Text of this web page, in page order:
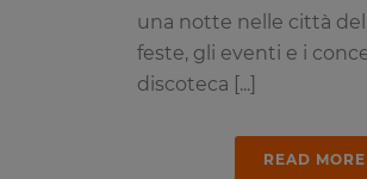
una notte nelle città del
feste, gli eventi e i
discoteca [...]
READ MORE